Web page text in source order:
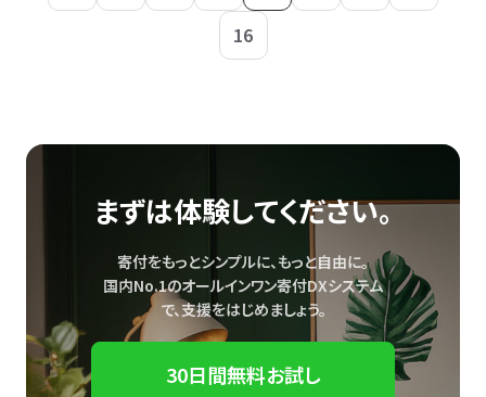
16
まずは体験してください。
寄付をもっとシンプルに、もっと自由に。
国内No.1のオールインワン寄付DXシステム
で、支援をはじめましょう。
30日間無料お試し